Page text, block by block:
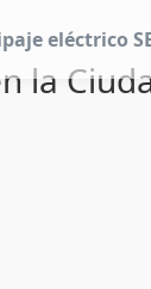
eléctrico
la